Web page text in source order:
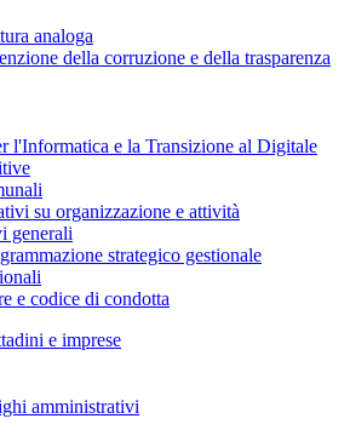
analoga
della corruzione e della trasparenza
l'Informatica e la Transizione al Digitale
su organizzazione e attività
generali
strategico gestionale
e codice di condotta
e imprese
amministrativi